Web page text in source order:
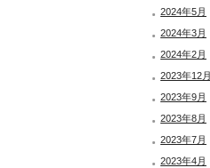
2024年5月
2024年3月
2024年2月
2023年12月
2023年9月
2023年8月
2023年7月
2023年4月